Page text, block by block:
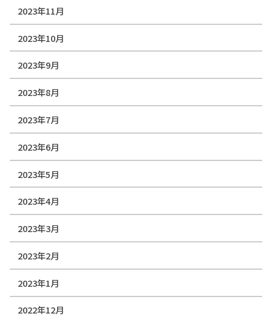
2023年11月
2023年10月
2023年9月
2023年8月
2023年7月
2023年6月
2023年5月
2023年4月
2023年3月
2023年2月
2023年1月
2022年12月